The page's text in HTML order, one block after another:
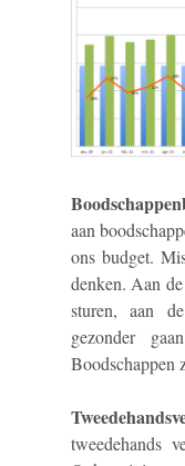
aan
ons budget.
denken. Aan
sturen, aan
gezonder
Boodschappen
tweedehands